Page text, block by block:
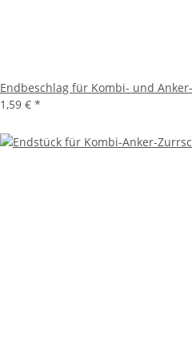
Endbeschlag für Kombi- und
1,59 € *